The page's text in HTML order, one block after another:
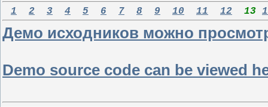
1 2 3 4 5 6 7 8 9 10 11 12 13
Демо исходников можно
Demo source code can be viewed